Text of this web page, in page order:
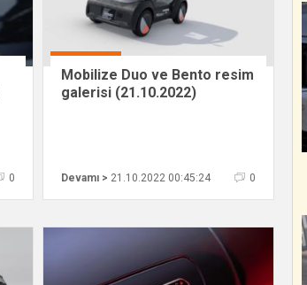
0
Mobilize Duo ve Bento resim
galerisi (21.10.2022)
Devamı > 21.10.2022 00:45:24 0